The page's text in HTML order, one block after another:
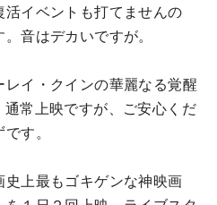
イベントも打てませんの
音はデカいですが。
イ・クインの華麗なる覚醒
常上映ですが、ご安心くだ
す。
上最もゴキゲンな神映画